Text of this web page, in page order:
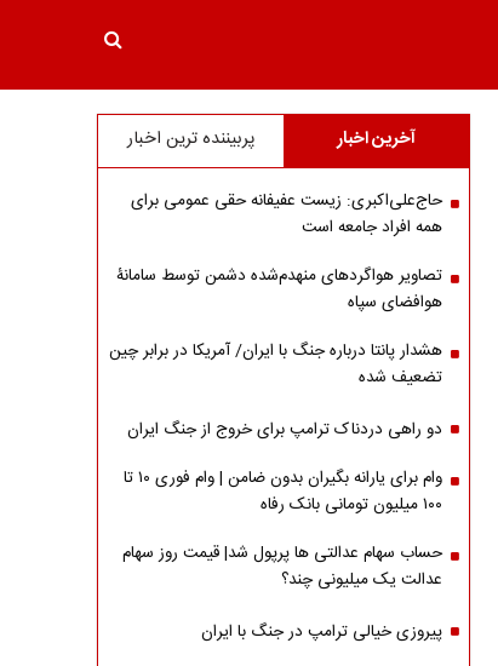
آخرین اخبار پربیننده ترین اخبار
حاج‌علی‌اکبری: زیست عفیفانه حقی عمومی برای
همه افراد جامعه است
تصاویر هواگردهای منهدم‌شده دشمن توسط سامانۀ
هوافضای سپاه
هشدار پانتا درباره جنگ با ایران/ آمریکا در برابر چین
تضعیف شده
دو راهی دردناک ترامپ برای خروج از جنگ ایران
وام برای یارانه بگیران بدون ضامن | وام فوری ۱۰ تا
۱۰۰ میلیون تومانی بانک رفاه
حساب سهام عدالتی ها پرپول شد| قیمت روز سهام
عدالت یک میلیونی چند؟
پیروزی خیالی ترامپ در جنگ با ایران